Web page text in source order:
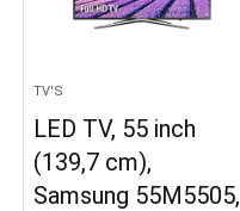
TV'S
LED TV, 55 inch
(139,7 cm),
Samsung 55M5505,